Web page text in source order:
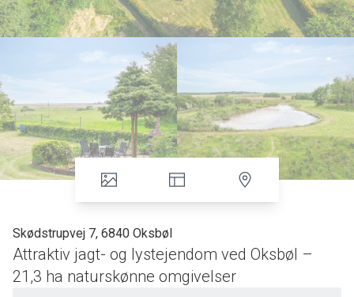
Skødstrupvej 7, 6840 Oksbøl
Attraktiv jagt- og lystejendom ved Oksbøl –
21,3 ha naturskønne omgivelser